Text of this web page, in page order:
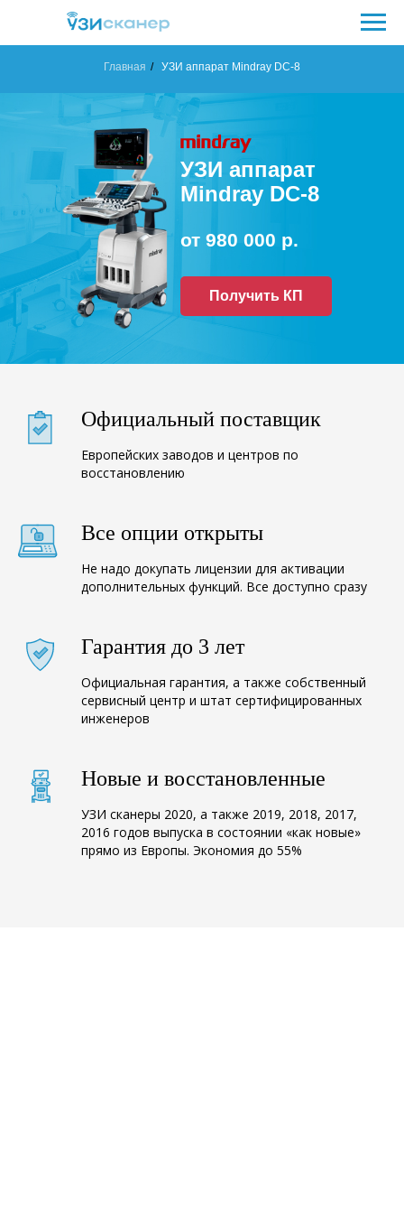
Единый контактный телефон
№1
по ценам на экспертные
УЗИ-аппараты в России!
Главная / УЗИ аппарат Mindray DC-8
УЗИ аппарат
Mindray DC-8
Получить КП
от 980 000 р.
Официальный поставщик
Европейских заводов и центров по
восстановлению
Все опции открыты
Не надо докупать лицензии для активации
дополнительных функций. Все доступно сразу
Гарантия до 3 лет
Официальная гарантия, а также собственный
сервисный центр и штат сертифицированных
инженеров
Новые и восстановленные
УЗИ сканеры 2020, а также 2019, 2018, 2017,
2016 годов выпуска в состоянии «как новые»
прямо из Европы. Экономия до 55%